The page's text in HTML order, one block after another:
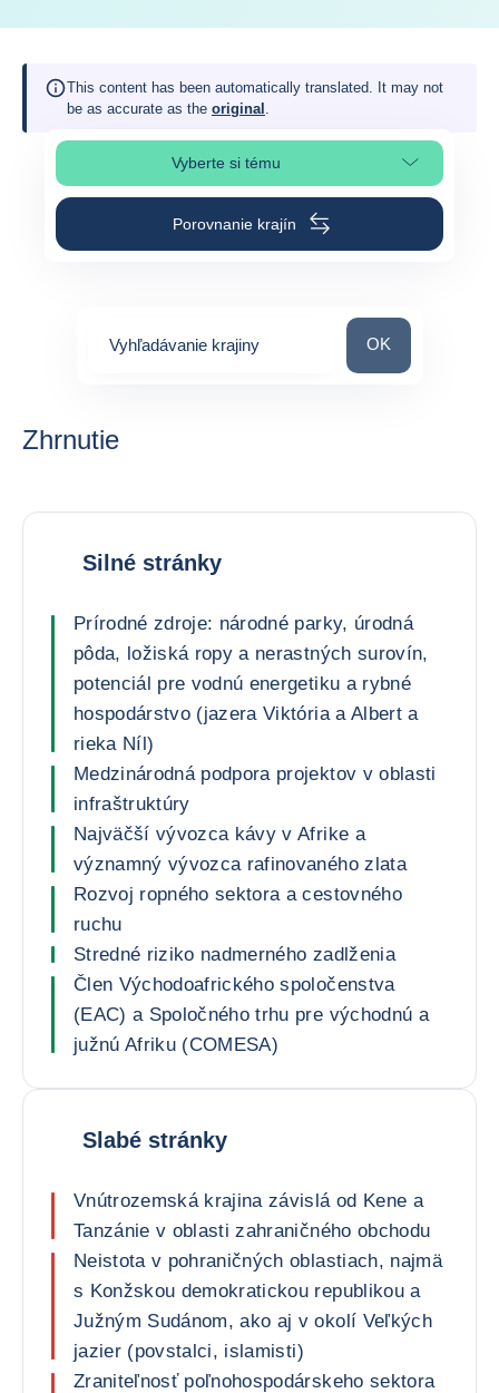
This content has been automatically translated. It may not
be as accurate as the original .
Vyberte si témuVýber časti stránky
Porovnanie krajín
Vyhľadávanie krajiny Vyhľadávanie
OK
Zhrnutie
Silné stránky
Prírodné zdroje: národné parky, úrodná
pôda, ložiská ropy a nerastných surovín,
potenciál pre vodnú energetiku a rybné
hospodárstvo (jazera Viktória a Albert a
rieka Níl)
Medzinárodná podpora projektov v oblasti
infraštruktúry
Najväčší vývozca kávy v Afrike a
významný vývozca rafinovaného zlata
Rozvoj ropného sektora a cestovného
ruchu
Stredné riziko nadmerného zadlženia
Člen Východoafrického spoločenstva
(EAC) a Spoločného trhu pre východnú a
južnú Afriku (COMESA)
Slabé stránky
Vnútrozemská krajina závislá od Kene a
Tanzánie v oblasti zahraničného obchodu
Neistota v pohraničných oblastiach, najmä
s Konžskou demokratickou republikou a
Južným Sudánom, ako aj v okolí Veľkých
jazier (povstalci, islamisti)
Zraniteľnosť poľnohospodárskeho sektora